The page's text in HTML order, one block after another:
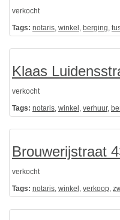
verkocht
Tags: notaris, winkel , berging,
Klaas
verkocht
Tags: notaris, winkel , verhuur,
Brouwerijstraat
verkocht
Tags: notaris, winkel , verkoop,